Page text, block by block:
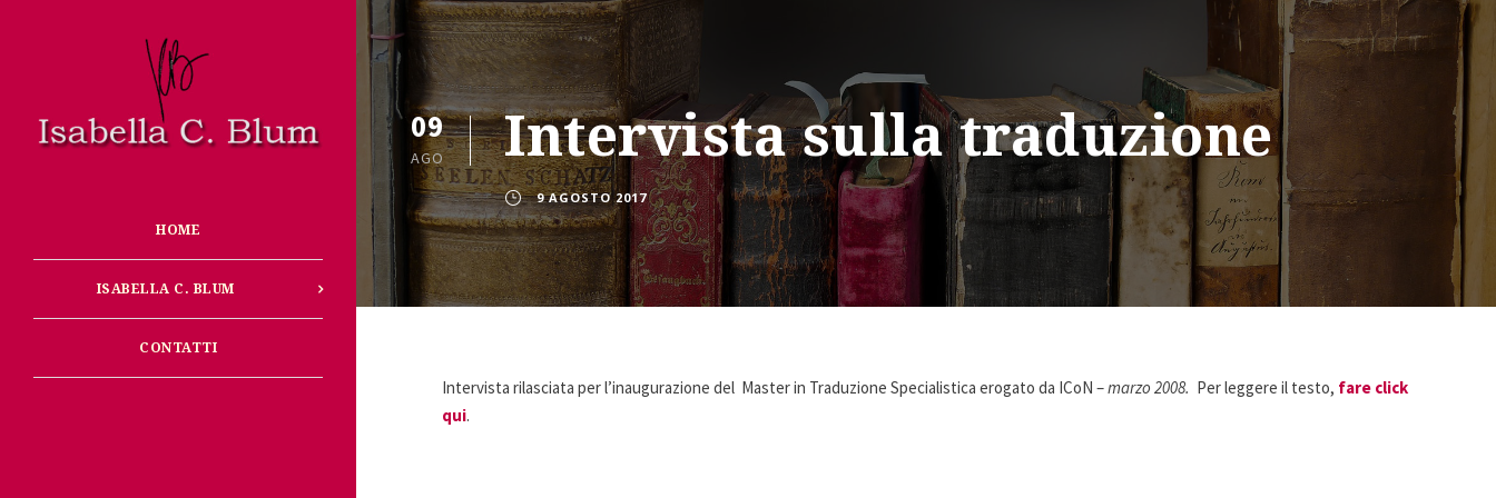
HOME
ISABELLA C. BLUM
CONTATTI
09
AGO Intervista sulla traduzione
9 AGOSTO 2017
Intervista rilasciata per l’inaugurazione del Master in Traduzione Specialistica erogato da ICoN –marzo 2008. Per leggere il testo, fare click
qui.